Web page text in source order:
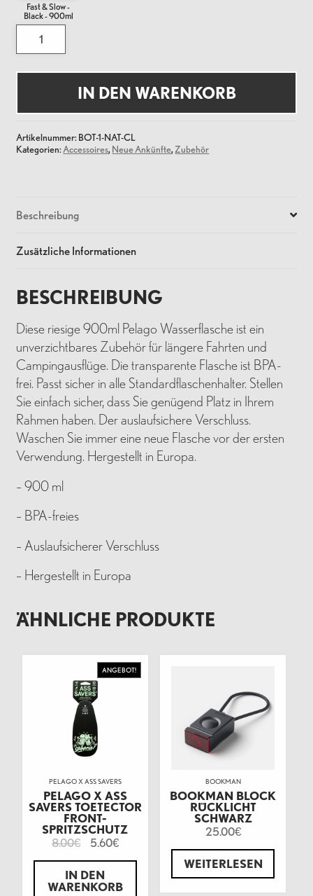
Fast & Slow -
Black - 900ml
Pelago
Wasserflasche
Natura
-
IN DEN WARENKORB
Artikelnummer: BOT-1-NAT-CL
Kategorien: Accessoires, Neue Ankünfte, Zubehör
Beschreibung
Zusätzliche Informationen
BESCHREIBUNG
Diese riesige 900ml Pelago Wasserflasche ist ein
unverzichtbares Zubehör für längere Fahrten und
Campingausflüge. Die transparente Flasche ist BPA-
frei. Passt sicher in alle Standardflaschenhalter. Stellen
Sie einfach sicher, dass Sie genügend Platz in Ihrem
Rahmen haben. Der auslaufsichere Verschluss.
Waschen Sie immer eine neue Flasche vor der ersten
Verwendung. Hergestellt in Europa.
– 900 ml
– BPA-freies
– Auslaufsicherer Verschluss
– Hergestellt in Europa
ÄHNLICHE PRODUKTE
PELAGO X ASS SAVERS
PELAGO X ASS
SAVERS TOETECTOR
FRONT-
SPRITZSCHUTZ
ANGEBOT!
8.00€ 5.60€
IN DEN
WARENKORB
BOOKMAN
BOOKMAN BLOCK
RÜCKLICHT
SCHWARZ
25.00€
WEITERLESEN